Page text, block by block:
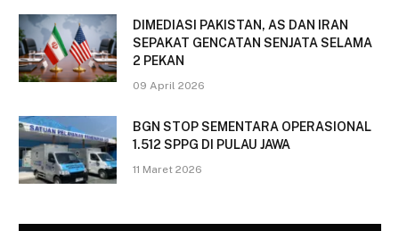
DIMEDIASI PAKISTAN, AS DAN IRAN
SEPAKAT GENCATAN SENJATA SELAMA
2 PEKAN
09 April 2026
BGN STOP SEMENTARA OPERASIONAL
1.512 SPPG DI PULAU JAWA
11 Maret 2026